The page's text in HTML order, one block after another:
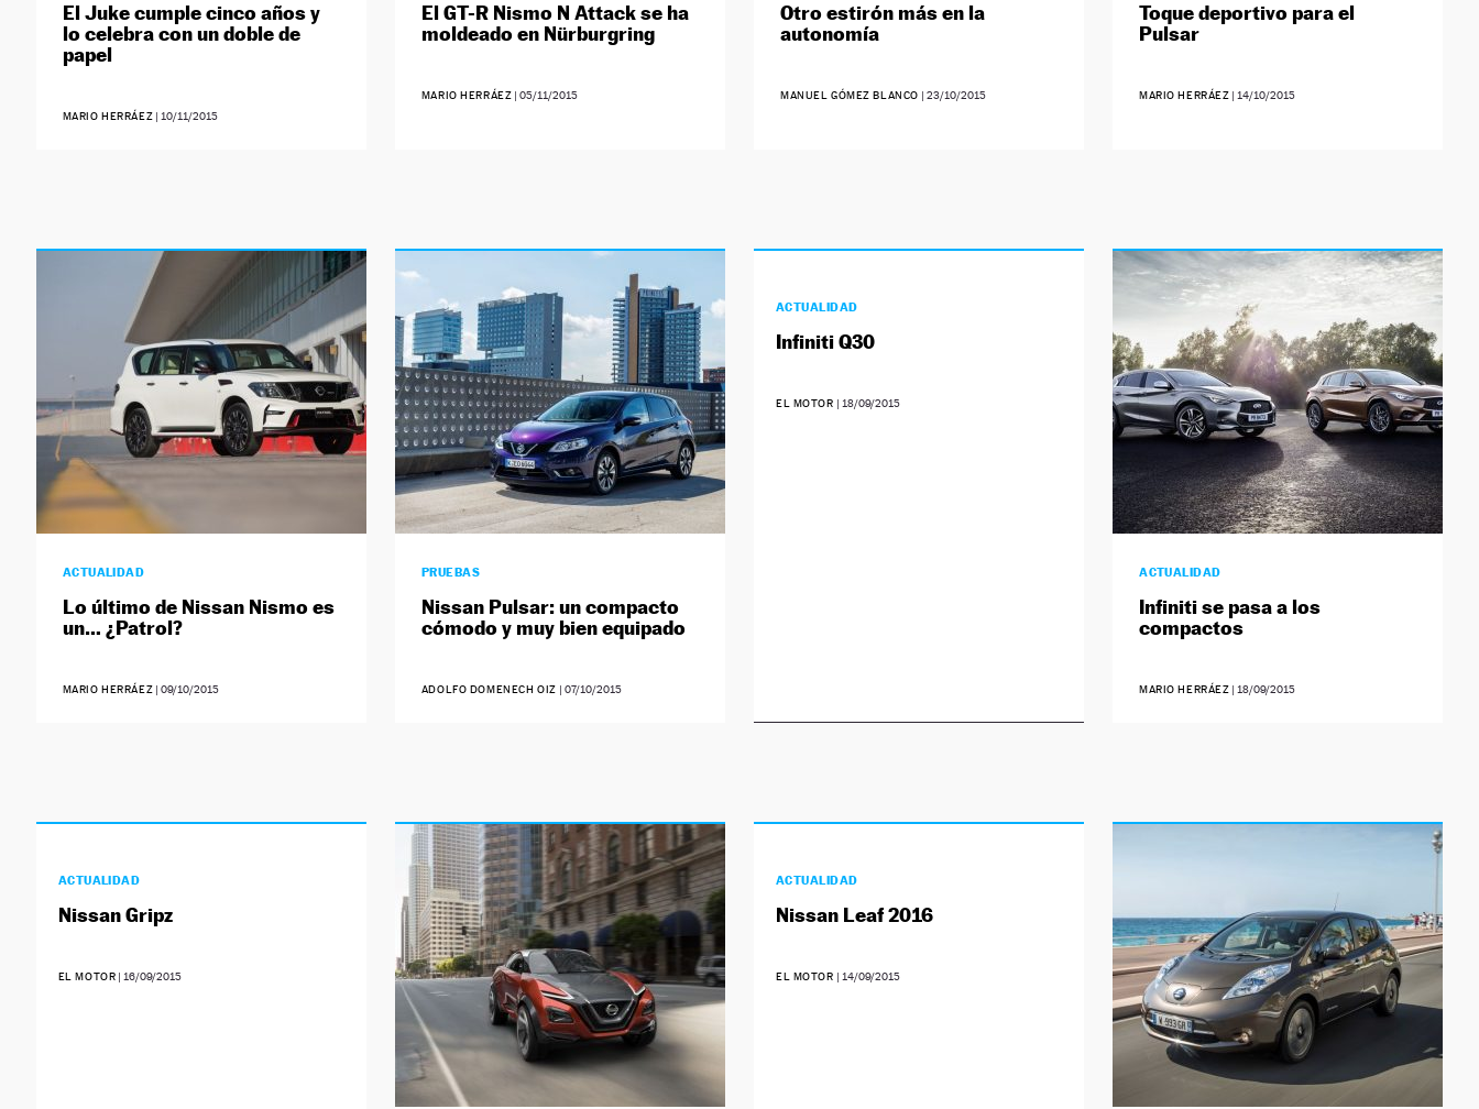
El Juke cumple cinco años y
lo celebra con un doble de
papel
MARIO HERRÁEZ | 10/11/2015
El GT-R Nismo N Attack se ha
moldeado en Nürburgring
MARIO HERRÁEZ |05/11/2015
Otro estirón más en la
autonomía
MANUEL GÓMEZ BLANCO | 23/10/2015
Toque deportivo para el
Pulsar
MARIO HERRÁEZ | 14/10/2015
ACTUALIDAD
Lo último de Nissan Nismo es
un… ¿Patrol?
MARIO HERRÁEZ |09/10/2015
PRUEBAS
Nissan Pulsar: un compacto
cómodo y muy bien equipado
ADOLFO DOMENECH OIZ | 07/10/2015
ACTUALIDAD
Infiniti Q30
EL MOTOR | 18/09/2015
ACTUALIDAD
Infiniti se pasa a los
compactos
MARIO HERRÁEZ |18/09/2015
ACTUALIDAD
Nissan Gripz
EL MOTOR |16/09/2015
ACTUALIDAD
Nissan Leaf 2016
EL MOTOR | 14/09/2015